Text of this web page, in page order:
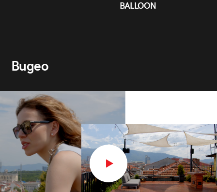
BALLOON
Видео